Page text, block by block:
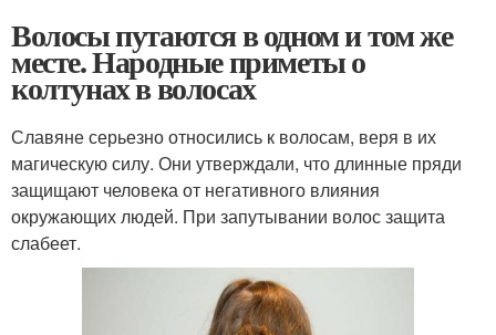
Волосы путаются в одном и том же
месте. Народные приметы о
колтунах в волосах
Славяне серьезно относились к волосам, веря в их
магическую силу. Они утверждали, что длинные пряди
защищают человека от негативного влияния
окружающих людей. При запутывании волос защита
слабеет.